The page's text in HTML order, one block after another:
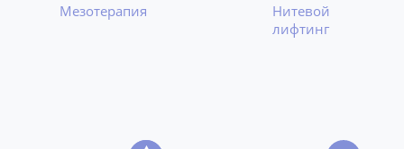
Мезотерапия
Нитевой
лифтинг